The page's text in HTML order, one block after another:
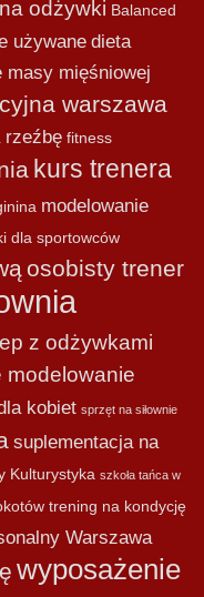
odżywki Balanced
używane dieta
masy mięśniowej
warszawa
rzeźbę fitness
kurs trenera
modelowanie
dla sportowców
osobisty trener
z odżywkami
modelowanie
kobiet sprzęt na siłownie
suplementacja na
Kulturystyka szkoła tańca w
trening na kondycję
Warszawa
wyposażenie